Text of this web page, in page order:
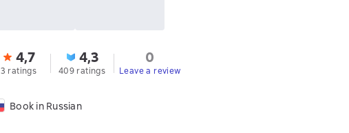
4,7
3 ratings
4,3
409 ratings
0
Leave a review
Book in Russian